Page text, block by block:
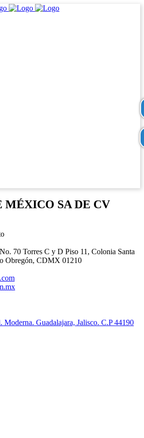
MÉXICO SA DE CV
70 Torres C y D Piso 11, Colonia Santa
Obregón, CDMX 01210
Moderna. Guadalajara, Jalisco. C.P 44190